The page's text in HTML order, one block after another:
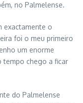
no Palmelense.
exactamente o
foi o meu primeiro
um enorme
tempo chego a ficar
do Palmelense